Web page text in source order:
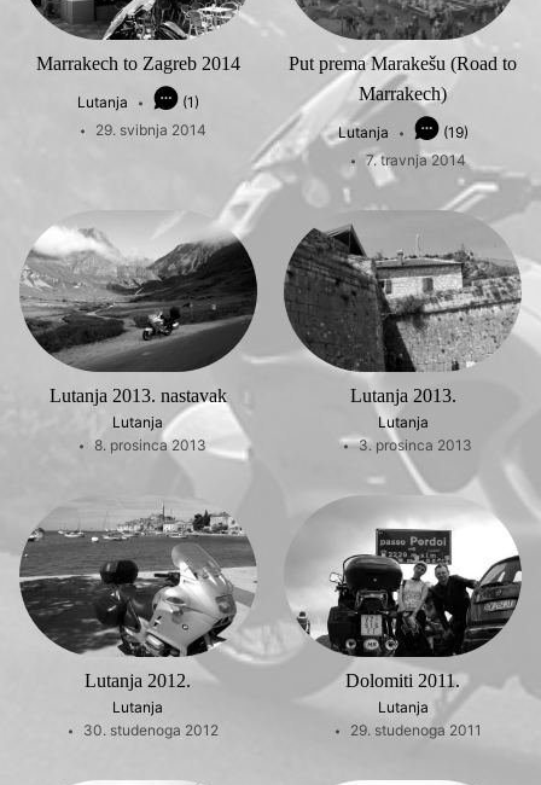
Marrakech to Zagreb 2014
Lutanja
(1)
29. svibnja 2014
Put prema Marakešu (Road to
Marrakech)
Lutanja
(19)
7. travnja 2014
Lutanja 2013. nastavak
Lutanja
8. prosinca 2013
Lutanja 2013.
Lutanja
3. prosinca 2013
Lutanja 2012.
Lutanja
30. studenoga 2012
Dolomiti 2011.
Lutanja
29. studenoga 2011